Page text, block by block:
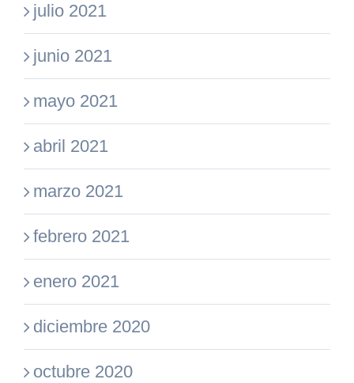
julio 2021
junio 2021
mayo 2021
abril 2021
marzo 2021
febrero 2021
enero 2021
diciembre 2020
octubre 2020